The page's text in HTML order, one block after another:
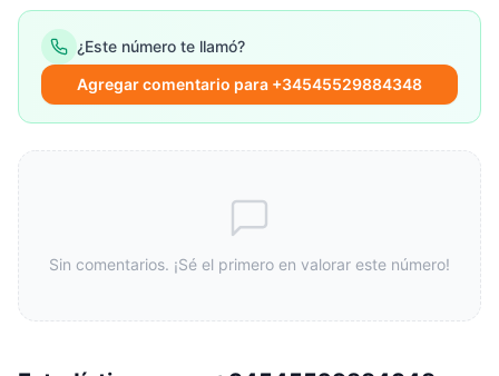
¿Este número te llamó?
Agregar comentario para +34545529884348
Sin comentarios. ¡Sé el primero en valorar este número!